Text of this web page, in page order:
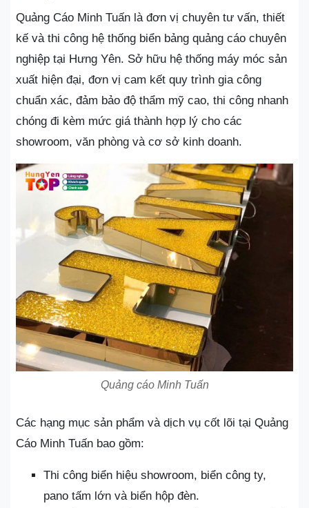
Quảng Cáo Minh Tuấn là đơn vị chuyên tư vấn, thiết
kế và thi công hệ thống biển bảng quảng cáo chuyên
nghiệp tại Hưng Yên. Sở hữu hệ thống máy móc sản
xuất hiện đại, đơn vị cam kết quy trình gia công
chuẩn xác, đảm bảo độ thẩm mỹ cao, thi công nhanh
chóng đi kèm mức giá thành hợp lý cho các
showroom, văn phòng và cơ sở kinh doanh.
Quảng cáo Minh Tuấn
Các hạng mục sản phẩm và dịch vụ cốt lõi tại Quảng
Cáo Minh Tuấn bao gồm:
Thi công biển hiệu showroom, biển công ty,
pano tấm lớn và biển hộp đèn.